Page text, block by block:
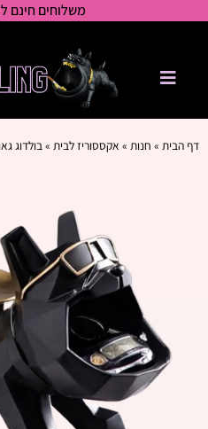
משלוחים חינם
דף הבית » חנות » אקססוריז לבית »בולדוג